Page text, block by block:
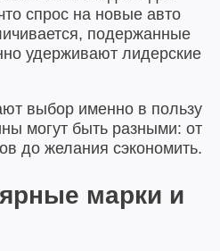
спрос на новые авто
подержанные
удерживают лидерские
выбор именно в пользу
могут быть разными: от
до желания сэкономить.
марки и